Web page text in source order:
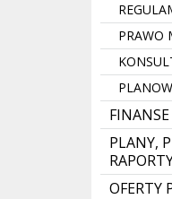
PRAWO
FINANSE
PLANY,
OFERTY